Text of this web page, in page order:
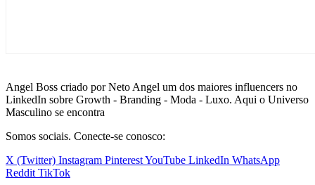
Angel Boss criado por Neto Angel um dos maiores influencers no
LinkedIn sobre Growth - Branding - Moda - Luxo. Aqui o Universo
Masculino se encontra
Somos sociais. Conecte-se conosco:
X (Twitter) Instagram PinterestYouTube LinkedIn WhatsApp
Reddit TikTok